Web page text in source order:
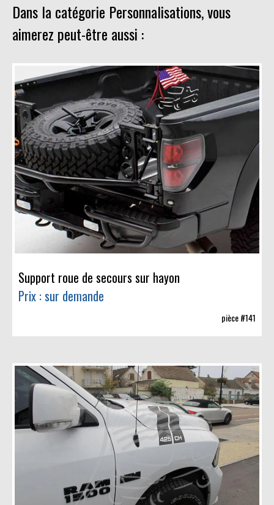
Dans la catégorie Personnalisations, vous
aimerez peut-être aussi :
Support roue de secours sur hayon
Prix : sur demande
pièce #141